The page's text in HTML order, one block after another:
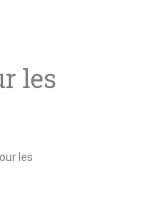
les
les